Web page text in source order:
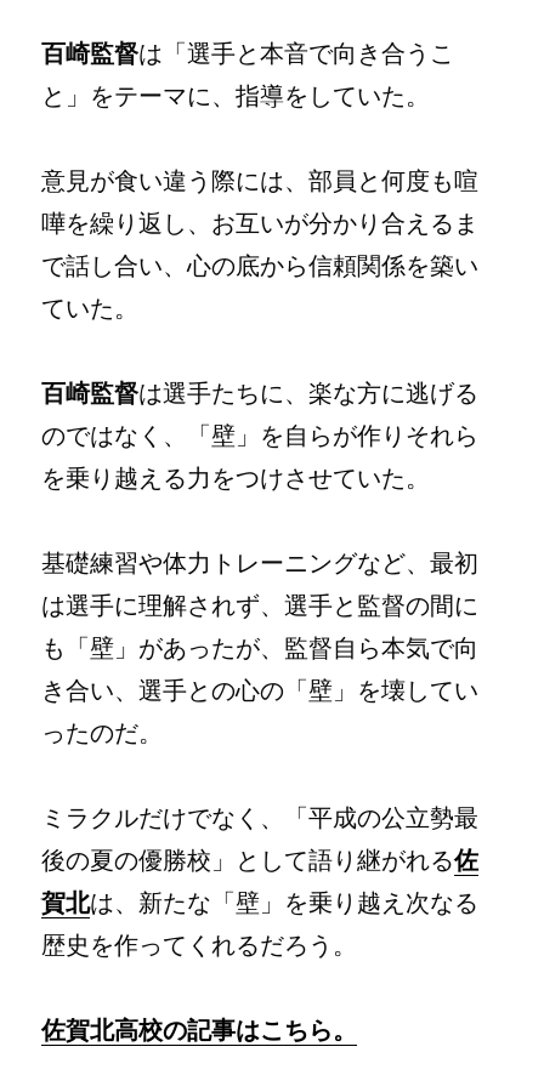
百崎監督は「選手と本音で向き合うこ
と」をテーマに、指導をしていた。
意見が食い違う際には、部員と何度も喧
嘩を繰り返し、お互いが分かり合えるま
で話し合い、心の底から信頼関係を築い
ていた。
百崎監督は選手たちに、楽な方に逃げる
のではなく、「壁」を自らが作りそれら
を乗り越える力をつけさせていた。
基礎練習や体力トレーニングなど、最初
は選手に理解されず、選手と監督の間に
も「壁」があったが、監督自ら本気で向
き合い、選手との心の「壁」を壊してい
ったのだ。
ミラクルだけでなく、「平成の公立勢最
後の夏の優勝校」として語り継がれる佐
賀北は、新たな「壁」を乗り越え次なる
歴史を作ってくれるだろう。
佐賀北高校の記事はこちら。